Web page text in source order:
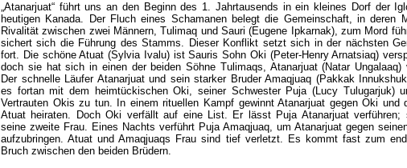
„Atanarjuat“ führt uns an den Beginn des 1. Jahrtausends in ein kleines Dorf der
heutigen Kanada. Der Fluch eines Schamanen belegt die Gemeinschaft, in deren
Rivalität zwischen zwei Männern, Tulimaq und Sauri (Eugene Ipkarnak), zum Mord
sichert sich die Führung des Stamms. Dieser Konflikt setzt sich in der nächsten
fort. Die schöne Atuat (Sylvia Ivalu) ist Sauris Sohn Oki (Peter-Henry Arnatsiaq)
doch sie hat sich in einen der beiden Söhne Tulimaqs, Atanarjuat (Natar Ungalaaq)
Der schnelle Läufer Atanarjuat und sein starker Bruder Amaqjuaq (Pakkak
es fortan mit dem heimtückischen Oki, seiner Schwester Puja (Lucy Tulugarjuk)
Vertrauten Okis zu tun. In einem rituellen Kampf gewinnt Atanarjuat gegen Oki und
Atuat heiraten. Doch Oki verfällt auf eine List. Er lässt Puja Atanarjuat verführen;
seine zweite Frau. Eines Nachts verführt Puja Amaqjuaq, um Atanarjuat gegen
aufzubringen. Atuat und Amaqjuaqs Frau sind tief verletzt. Es kommt fast zum
Bruch zwischen den beiden Brüdern.